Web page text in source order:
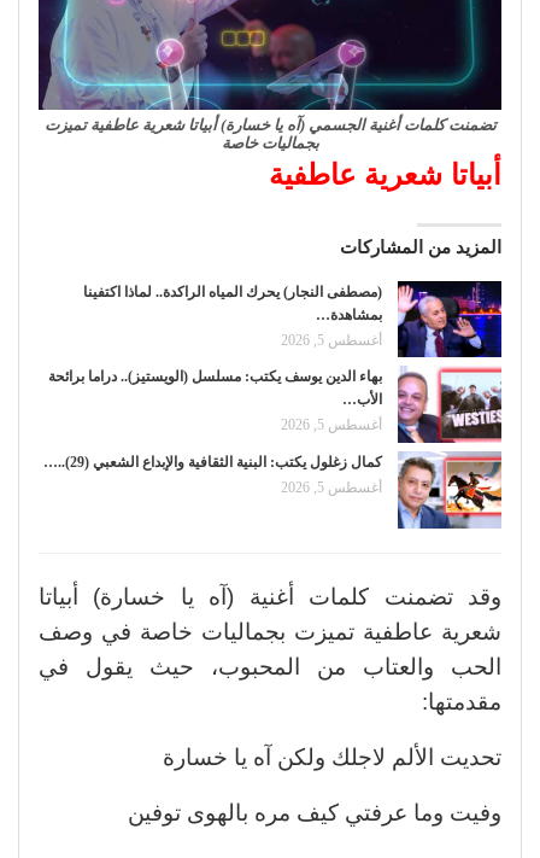
تضمنت كلمات أغنية الجسمي (آه يا خسارة) أبياتا شعرية عاطفية تميزت
بجماليات خاصة
أبياتا شعرية عاطفية
المزيد من المشاركات
(مصطفى النجار) يحرك المياه الراكدة.. لماذا اكتفينا
بمشاهدة…
أغسطس 5, 2026
بهاء الدين يوسف يكتب: مسلسل (الويستيز).. دراما برائحة
الأب…
أغسطس 5, 2026
كمال زغلول يكتب: البنية الثقافية والإبداع الشعبي (29)..…
أغسطس 5, 2026
وقد تضمنت كلمات أغنية (آه يا خسارة) أبياتا
شعرية عاطفية تميزت بجماليات خاصة في وصف
الحب والعتاب من المحبوب، حيث يقول في
مقدمتها:
تحديت الألم لاجلك ولكن آه يا خسارة
وفيت وما عرفتي كيف مره بالهوى توفين